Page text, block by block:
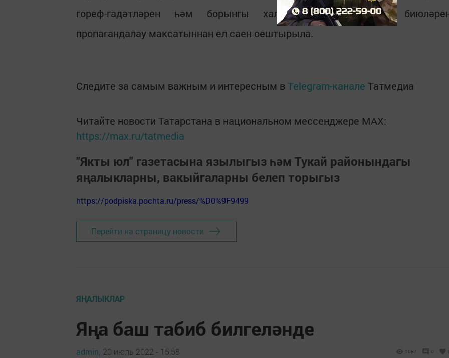
гореф-гадәтләрен һәм борынгы халык җырларын һәм
пропагандалау максатыннан ел саен оештырыла.
Следите за самым важным и интересным в Telegram-канале Татмедиа
Читайте новости Татарстана в национальном мессенджере MАХ:
https://max.ru/tatmedia
"Якты юл" газетасына язылыгыз һәм Тукай районындагы
яңалыкларны, вакыйгаларны белеп торыгыз
https://podpiska.pochta.ru/press/%D0%9F9499
Перейти на страницу новости
ЯҢАЛЫКЛАР
Яңа баш табиб билгеләнде
admin, 20 июль 2022 - 15:58 1087 0